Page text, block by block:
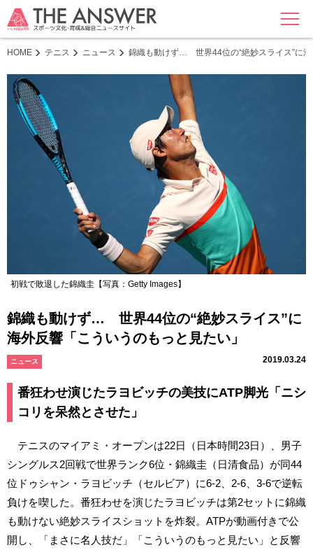
MENU
HOME テニス ニュース 錦織も動けず… 世界44位の“絶妙スライス”に
初戦で敗退した錦織圭【写真：Getty Images】
錦織も動けず… 世界44位の“絶妙スライス”に
海外反響「こういうのもっと見たい」
ニュース 2019.03.24
番狂わせ演じたラヨビッチの美技にATP脚光「ニシ
コリを呆然とさせた」
テニスのマイアミ・オープンは22日（日本時間23日）、男子
シングルス2回戦で世界ランク6位・錦織圭（日清食品）が同44
位ドゥシャン・ラヨビッチ（セルビア）に6-2、2-6、3-6で逆転
負けを喫した。番狂わせを演じたラヨビッチは第2セットに錦織
も動けない絶妙スライスショットを炸裂。ATPが動画付きで公
開し、「まさに名人技だ」「こういうのもっと見たい」と反響